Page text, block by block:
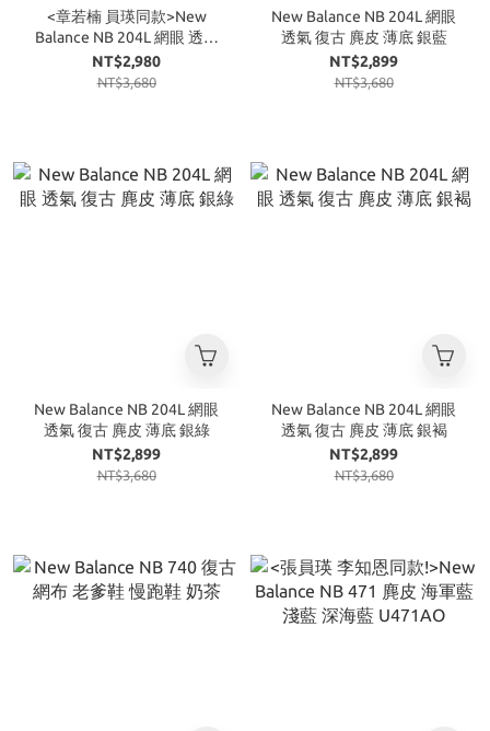
<章若楠 員瑛同款>New
Balance NB 204L 網眼 透氣
復古 麂皮 薄底 銀黑
NT$2,980
NT$3,680
New Balance NB 204L 網眼
透氣 復古 麂皮 薄底 銀藍
NT$2,899
NT$3,680
New Balance NB 204L 網眼
透氣 復古 麂皮 薄底 銀綠
NT$2,899
NT$3,680
New Balance NB 204L 網眼
透氣 復古 麂皮 薄底 銀褐
NT$2,899
NT$3,680